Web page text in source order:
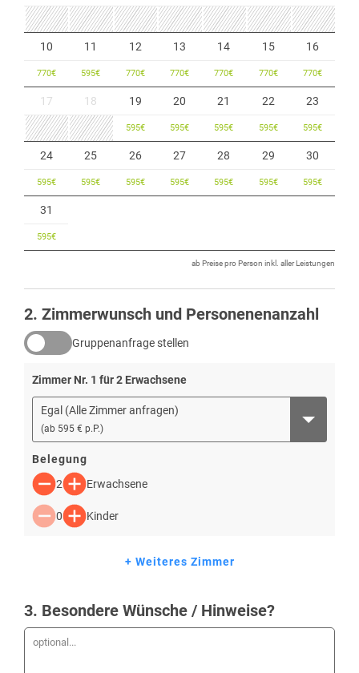
10
770€
11
595€
12
770€
13
770€
14
770€
15
770€
16
770€
17 18 19
595€
20
595€
21
595€
22
595€
23
595€
24
595€
25
595€
26
595€
27
595€
28
595€
29
595€
30
595€
31
595€
ab Preise pro Person inkl. aller Leistungen
2. Zimmerwunsch und Personenenanzahl
Gruppenanfrage stellen
Zimmer Nr. 1 für2 Erwachsene
Egal (Alle Zimmer anfragen)
(ab 595 € p.P.)
Belegung
2
Erwachsene
0 Kinder
+ Weiteres Zimmer
3. Besondere Wünsche / Hinweise?